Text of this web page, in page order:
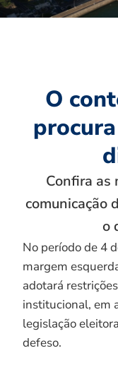
O
Confira as
comunicação
o
No período de 4
margem
adotará
institucional, em
legislação
defeso.